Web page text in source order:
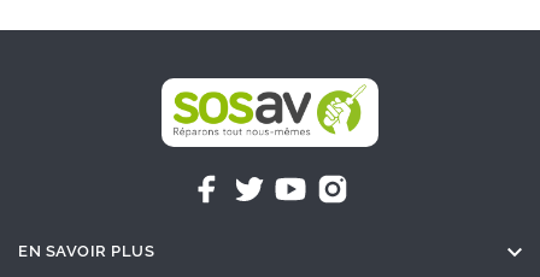
EN SAVOIR PLUS 